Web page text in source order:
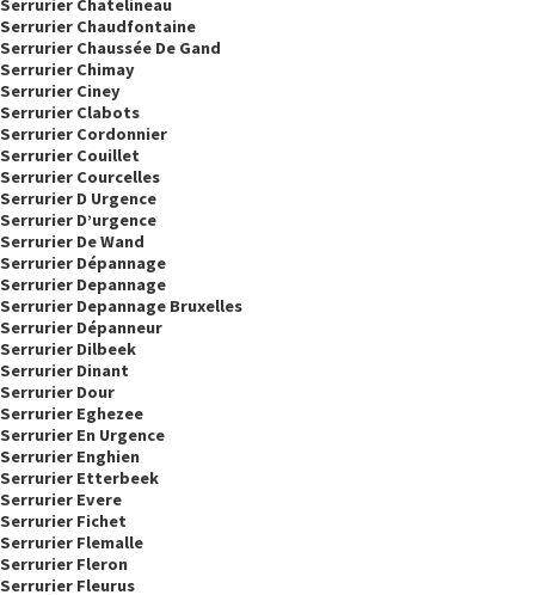
Serrurier Chatelineau
Serrurier Chaudfontaine
Serrurier Chaussée De Gand
Serrurier Chimay
Serrurier Ciney
Serrurier Clabots
Serrurier Cordonnier
Serrurier Couillet
Serrurier Courcelles
Serrurier D Urgence
Serrurier D’urgence
Serrurier De Wand
Serrurier Dépannage
Serrurier Depannage
Serrurier Depannage Bruxelles
Serrurier Dépanneur
Serrurier Dilbeek
Serrurier Dinant
Serrurier Dour
Serrurier Eghezee
Serrurier En Urgence
Serrurier Enghien
Serrurier Etterbeek
Serrurier Evere
Serrurier Fichet
Serrurier Flemalle
Serrurier Fleron
Serrurier Fleurus